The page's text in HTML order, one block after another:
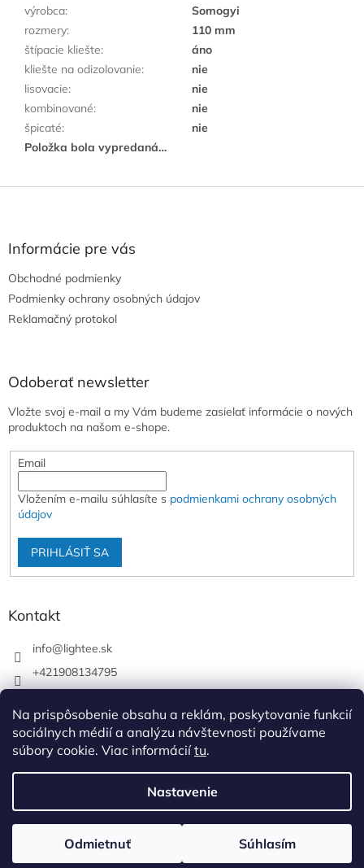
Na prispôsobenie obsahu a reklám, poskytovanie funkcií
sociálnych médií a analýzu návštevnosti používame
súbory cookie. Viac informáciítu.
Nastavenie
Odmietnuť Súhlasím
výrobca:
Somogyi
rozmery:
110 mm
štípacie kliešte:
áno
kliešte na odizolovanie:
nie
lisovacie:
nie
kombinované:
nie
špicaté:
nie
Položka bola vypredaná…
Informácie pre vás
Obchodné podmienky
Podmienky ochrany osobných údajov
Reklamačný protokol
Odoberať newsletter
Vložte svoj e-mail a my Vám budeme zasielať informácie o nových
produktoch na našom e-shope.
Email
Vložením e-mailu súhlasíte s podmienkami ochrany osobných
údajov
PRIHLÁSIŤ SA
Kontakt
info@lightee.sk
+421908134795
lightee.sk
Copyright 2026Lightee. Všetky práva vyhradené.Upraviť